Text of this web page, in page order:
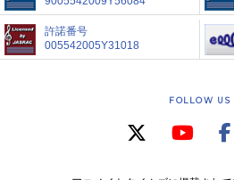
許諾番号
005542005Y31018
FOLLOW US